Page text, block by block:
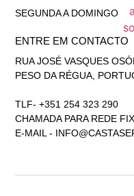
SEGUNDA A DOMINGO
ENTRE EM CONTACTO
RUA JOSÉ VASQUES
PESO DA RÉGUA,
TLF- +351 254 323 290
CHAMADA PARA REDE
E-MAIL -